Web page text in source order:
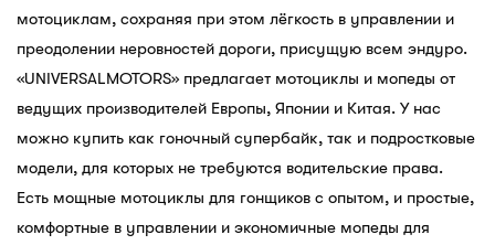
мотоциклам, сохраняя при этом лёгкость в управлении и
преодолении неровностей дороги, присущую всем эндуро.
«UNIVERSALMOTORS» предлагает мотоциклы и мопеды от
ведущих производителей Европы, Японии и Китая. У нас
можно купить как гоночный супербайк, так и подростковые
модели, для которых не требуются водительские права.
Есть мощные мотоциклы для гонщиков с опытом, и простые,
комфортные в управлении и экономичные мопеды для